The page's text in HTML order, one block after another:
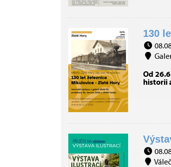
130
Od
historii